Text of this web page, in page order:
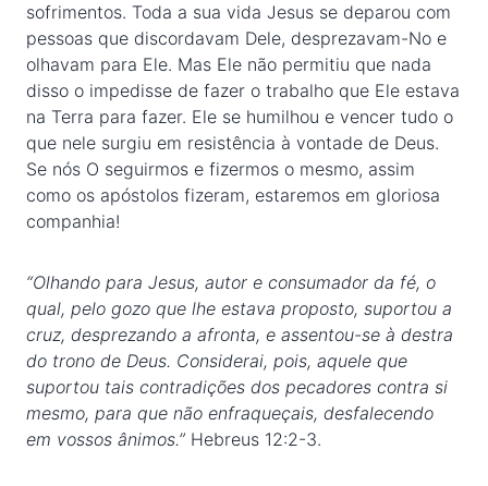
sofrimentos. Toda a sua vida Jesus se deparou com
pessoas que discordavam Dele, desprezavam-No e
olhavam para Ele. Mas Ele não permitiu que nada
disso o impedisse de fazer o trabalho que Ele estava
na Terra para fazer. Ele se humilhou e vencer tudo o
que nele surgiu em resistência à vontade de Deus.
Se nós O seguirmos e fizermos o mesmo, assim
como os apóstolos fizeram, estaremos em gloriosa
companhia!
“Olhando para Jesus, autor e consumador da fé, o
qual, pelo gozo que lhe estava proposto, suportou a
cruz, desprezando a afronta, e assentou-se à destra
do trono de Deus. Considerai, pois, aquele que
suportou tais contradições dos pecadores contra si
mesmo, para que não enfraqueçais, desfalecendo
em vossos ânimos.” Hebreus 12:2-3.